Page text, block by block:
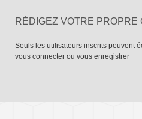
RÉDIGEZ VOTRE PROPRE
Seuls les utilisateurs inscrits peuvent
vous connecter ou vous enregistrer